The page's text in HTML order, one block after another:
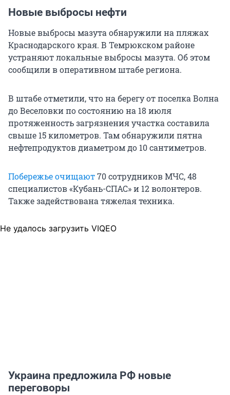
Новые выбросы нефти
Новые выбросы мазута обнаружили на пляжах
Краснодарского края. В Темрюкском районе
устраняют локальные выбросы мазута. Об этом
сообщили в оперативном штабе региона.
В штабе отметили, что на берегу от поселка Волна
до Веселовки по состоянию на 18 июля
протяженность загрязнения участка составила
свыше 15 километров. Там обнаружили пятна
нефтепродуктов диаметром до 10 сантиметров.
Побережье очищают70 сотрудников МЧС, 48
специалистов «Кубань-СПАС» и 12 волонтеров.
Также задействована тяжелая техника.
Не удалось загрузить VIQEO
Украина предложила РФ новые
переговоры